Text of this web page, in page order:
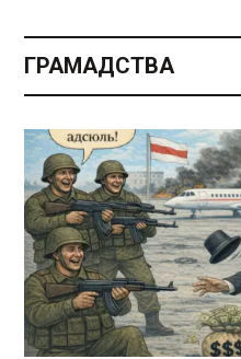
ГРАМАДСТВА